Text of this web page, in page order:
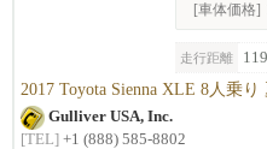
[車体価格]
走行距離
2017 Toyota Sienna XLE 8人乗
Gulliver USA, Inc.
[TEL] +1 (888) 585-8802